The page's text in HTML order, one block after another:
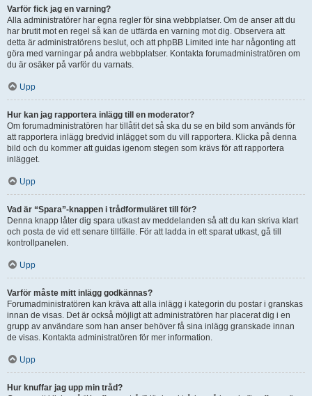
Varför fick jag en varning?
Alla administratörer har egna regler för sina webbplatser. Om de anser att du
har brutit mot en regel så kan de utfärda en varning mot dig. Observera att
detta är administratörens beslut, och att phpBB Limited inte har någonting att
göra med varningar på andra webbplatser. Kontakta forumadministratören om
du är osäker på varför du varnats.
Upp
Hur kan jag rapportera inlägg till en moderator?
Om forumadministratören har tillåtit det så ska du se en bild som används för
att rapportera inlägg bredvid inlägget som du vill rapportera. Klicka på denna
bild och du kommer att guidas igenom stegen som krävs för att rapportera
inlägget.
Upp
Vad är “Spara”-knappen i trådformuläret till för?
Denna knapp låter dig spara utkast av meddelanden så att du kan skriva klart
och posta de vid ett senare tillfälle. För att ladda in ett sparat utkast, gå till
kontrollpanelen.
Upp
Varför måste mitt inlägg godkännas?
Forumadministratören kan kräva att alla inlägg i kategorin du postar i granskas
innan de visas. Det är också möjligt att administratören har placerat dig i en
grupp av användare som han anser behöver få sina inlägg granskade innan
de visas. Kontakta administratören för mer information.
Upp
Hur knuffar jag upp min tråd?